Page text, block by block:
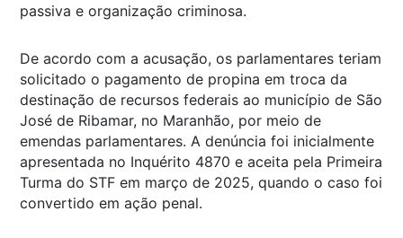
passiva e organização criminosa.
De acordo com a acusação, os parlamentares teriam
solicitado o pagamento de propina em troca da
destinação de recursos federais ao município de São
José de Ribamar, no Maranhão, por meio de
emendas parlamentares. A denúncia foi inicialmente
apresentada no Inquérito 4870 e aceita pela Primeira
Turma do STF em março de 2025, quando o caso foi
convertido em ação penal.